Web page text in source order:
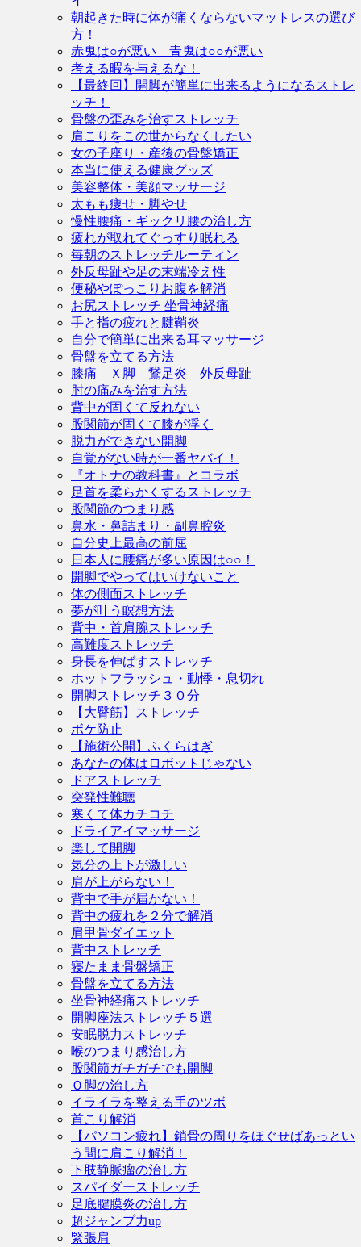
朝起きた時に体が痛くならないマットレスの選び
方！
赤鬼は○が悪い 青鬼は○○が悪い
考える暇を与えるな！
【最終回】開脚が簡単に出来るようになるストレ
ッチ！
骨盤の歪みを治すストレッチ
肩こりをこの世からなくしたい
女の子座り・産後の骨盤矯正
本当に使える健康グッズ
美容整体・美顔マッサージ
太もも痩せ・脚やせ
慢性腰痛・ギックリ腰の治し方
疲れが取れてぐっすり眠れる
毎朝のストレッチルーティン
外反母趾や足の末端冷え性
便秘やぽっこりお腹を解消
お尻ストレッチ 坐骨神経痛
手と指の疲れと腱鞘炎
自分で簡単に出来る耳マッサージ
骨盤を立てる方法
膝痛 Ｘ脚 鵞足炎 外反母趾
肘の痛みを治す方法
背中が固くて反れない
股関節が固くて膝が浮く
脱力ができない開脚
自覚がない時が一番ヤバイ！
『オトナの教科書』とコラボ
足首を柔らかくするストレッチ
股関節のつまり感
鼻水・鼻詰まり・副鼻腔炎
自分史上最高の前屈
日本人に腰痛が多い原因は○○！
開脚でやってはいけないこと
体の側面ストレッチ
夢が叶う瞑想方法
背中・首肩腕ストレッチ
高難度ストレッチ
身長を伸ばすストレッチ
ホットフラッシュ・動悸・息切れ
開脚ストレッチ３０分
【大臀筋】ストレッチ
ボケ防止
【施術公開】ふくらはぎ
あなたの体はロボットじゃない
ドアストレッチ
突発性難聴
寒くて体カチコチ
ドライアイマッサージ
楽して開脚
気分の上下が激しい
肩が上がらない！
背中で手が届かない！
背中の疲れを２分で解消
肩甲骨ダイエット
背中ストレッチ
寝たまま骨盤矯正
骨盤を立てる方法
坐骨神経痛ストレッチ
開脚座法ストレッチ５選
安眠脱力ストレッチ
喉のつまり感治し方
股関節ガチガチでも開脚
Ｏ脚の治し方
イライラを整える手のツボ
首こり解消
【パソコン疲れ】鎖骨の周りをほぐせばあっとい
う間に肩こり解消！
下肢静脈瘤の治し方
スパイダーストレッチ
足底腱膜炎の治し方
超ジャンプ力up
緊張肩